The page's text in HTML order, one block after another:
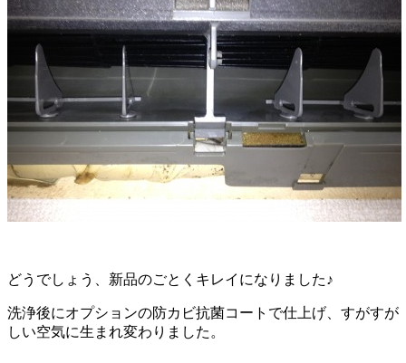
どうでしょう、新品のごとくキレイになりました♪
洗浄後にオプションの防カビ抗菌コートで仕上げ、すがすが
しい空気に生まれ変わりました。